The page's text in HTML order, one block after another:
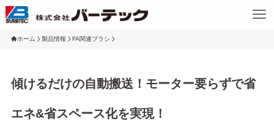
ホーム 製品情報 FA関連ブラシ
傾けるだけの自動搬送！モーター要らずで省
エネ&省スペース化を実現！